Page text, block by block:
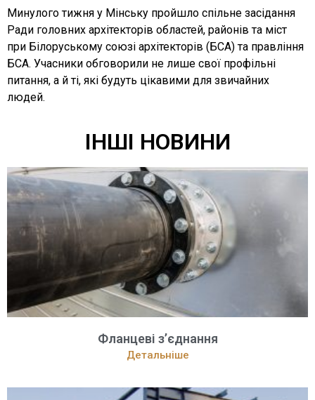
Минулого тижня у Мінську пройшло спільне засідання
Ради головних архітекторів областей, районів та міст
при Білоруському союзі архітекторів (БСА) та правління
БСА. Учасники обговорили не лише свої профільні
питання, а й ті, які будуть цікавими для звичайних
людей.
ІНШІ НОВИНИ
Фланцеві з’єднання
Детальніше